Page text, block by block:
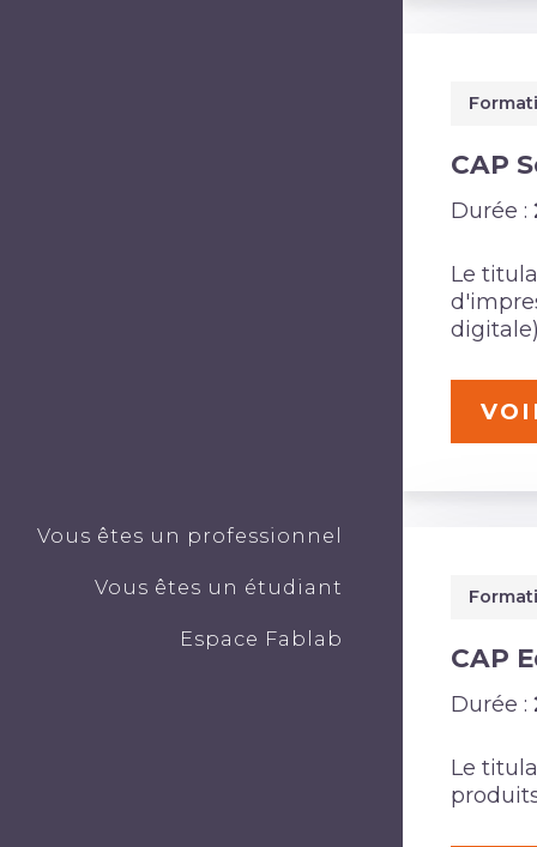
Vous êtes un professionnel
Vous êtes un étudiant
Espace Fablab
CAP
Durée :
Le
CAP
Durée :
Le